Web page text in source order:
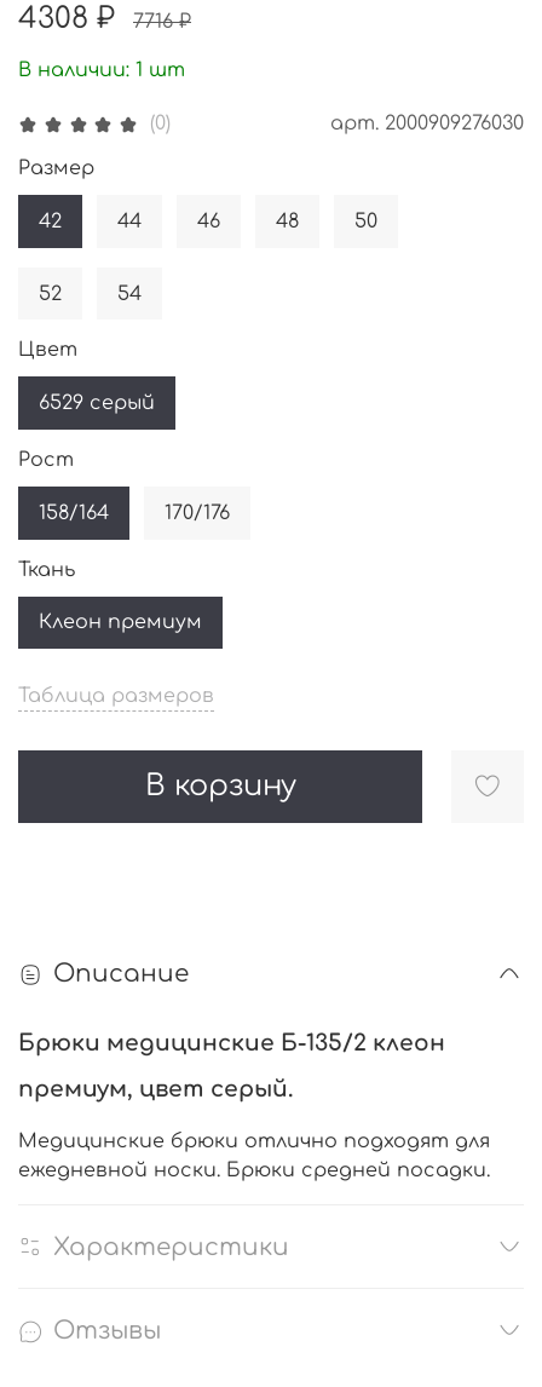
(0) арт. 2000909276030
4308 ₽ 7716 ₽
В наличии: 1 шт
Таблица размеров
В корзину
Размер
42 44 46 48 50
52 54
Цвет
6529 серый
Рост
158/164 170/176
Ткань
Клеон премиум
Описание
Брюки медицинские Б-135/2 клеон
премиум, цвет cерый.
Медицинские брюки отлично подходят для
ежедневной носки. Брюки средней посадки.
Характеристики
Отзывы